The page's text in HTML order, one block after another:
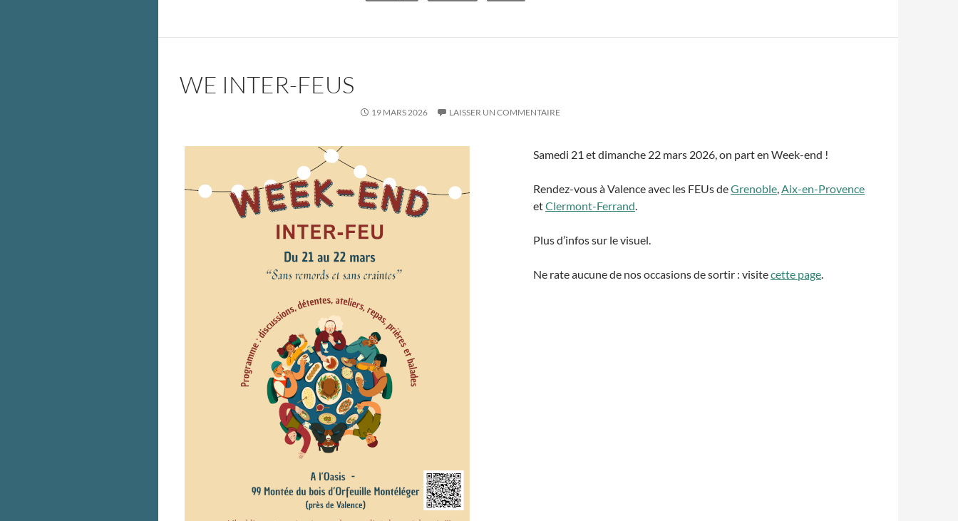
WE INTER-FEUS
19 MARS 2026 LAISSER UN COMMENTAIRE
Samedi 21 et dimanche 22 mars 2026, on part en Week-end !
Rendez-vous à Valence avec les FEUs deGrenoble,Aix-en-Provence
etClermont-Ferrand.
Plus d’infos sur le visuel.
Ne rate aucune de nos occasions de sortir : visitecette page.